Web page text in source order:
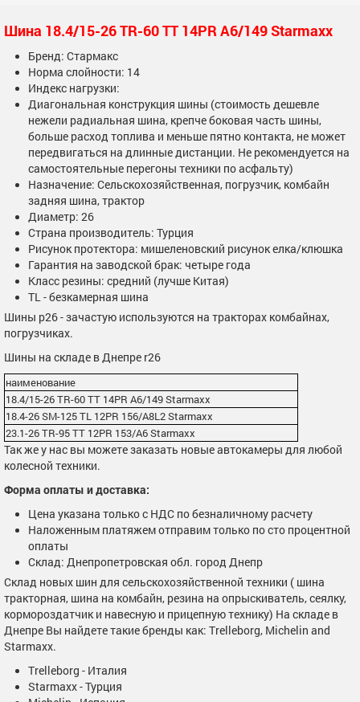
Шина 18.4/15-26 TR-60 TT 14PR A6/149 Starmaxx
Бренд: Стармакс
Норма слойности: 14
Индекс нагрузки:
Диагональная конструкция шины (стоимость дешевле
нежели радиальная шина, крепче боковая часть шины,
больше расход топлива и меньше пятно контакта, не может
передвигаться на длинные дистанции. Не рекомендуется на
самостоятельные перегоны техники по асфальту)
Назначение: Сельскохозяйственная, погрузчик, комбайн
задняя шина, трактор
Диаметр: 26
Страна производитель: Турция
Рисунок протектора: мишеленовский рисунок елка/клюшка
Гарантия на заводской брак: четыре года
Класс резины: средний (лучше Китая)
TL - безкамерная шина
Шины р26 - зачастую используются на тракторах комбайнах,
погрузчиках.
Шины на складе в Днепре r26
наименование
18.4/15-26 TR-60 TT 14PR A6/149 Starmaxx
18.4-26 SM-125 TL 12PR 156/A8L2 Starmaxx
23.1-26 TR-95 TT 12PR 153/A6 Starmaxx
Так же у нас вы можете заказать новые автокамеры для любой
колесной техники.
Форма оплаты и доставка:
Цена указана только с НДС по безналичному расчету
Наложенным платяжем отправим только по сто процентной
оплаты
Склад: Днепропетровская обл. город Днепр
Склад новых шин для сельскохозяйственной техники ( шина
тракторная, шина на комбайн, резина на опрыскиватель, сеялку,
кормороздатчик и навесную и прицепную технику) На складе в
Днепре Вы найдете такие бренды как: Trelleborg, Michelin and
Starmaxx.
Trelleborg - Италия
Starmaxx - Турция